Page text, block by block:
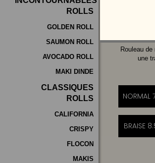
De
Fidélité
Vos
Avis
de
ROLLS
GOLDEN ROLL
SAUMON ROLL
AVOCADO ROLL
MAKI DINDE
CLASSIQUES
ROLLS
CALIFORNIA
CRISPY
FLOCON
MAKIS
Rouleau
une
NORMAL
BRAISE